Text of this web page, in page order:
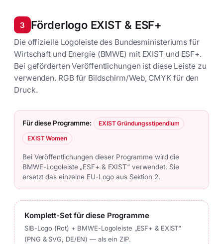
3 Förderlogo EXIST & ESF+
Die offizielle Logoleiste des Bundesministeriums für
Wirtschaft und Energie (BMWE) mit EXIST und ESF+.
Bei geförderten Veröffentlichungen ist diese Leiste zu
verwenden. RGB für Bildschirm/Web, CMYK für den
Druck.
Für diese Programme:
EXIST Gründungsstipendium
EXIST Women
Bei Veröffentlichungen dieser Programme wird die
BMWE-Logoleiste „ESF+ & EXIST“ verwendet. Sie
ersetzt das einzelne EU-Logo aus Sektion 2.
Komplett-Set für diese Programme
SIB-Logo (Rot) + BMWE-Logoleiste „ESF+ & EXIST“
(PNG & SVG, DE/EN) — als ein ZIP.